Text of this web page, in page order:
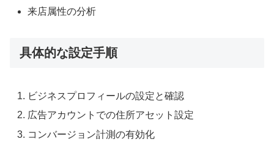
来店属性の分析
具体的な設定手順
ビジネスプロフィールの設定と確認
広告アカウントでの住所アセット設定
コンバージョン計測の有効化